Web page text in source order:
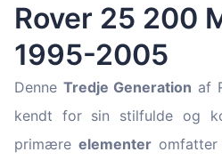
Rover 25 200
1995-2005
Denne Tredje Generation af
kendt for sin stilfulde og
primære elementeromfatter